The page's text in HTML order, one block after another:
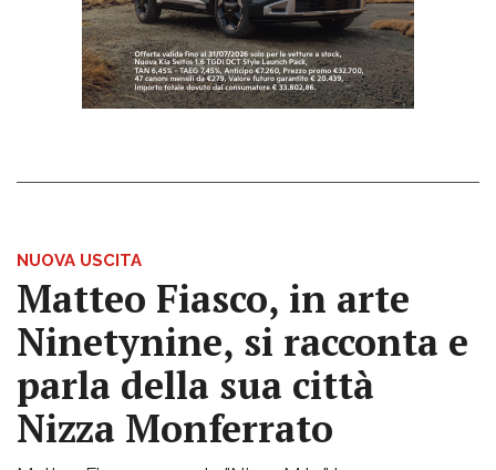
NUOVA USCITA
Matteo Fiasco, in arte
Ninetynine, si racconta e
parla della sua città
Nizza Monferrato